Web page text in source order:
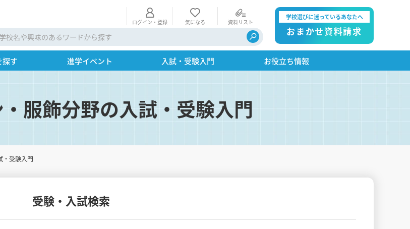
ログイン・登録 気になる 資料リスト
学校選びに迷っているあなたへ
おまかせ資料請求
探す 進学イベント 入試・受験入門 お役立ち情報
服飾分野の入試・受験入門
・受験入門
受験・入試検索